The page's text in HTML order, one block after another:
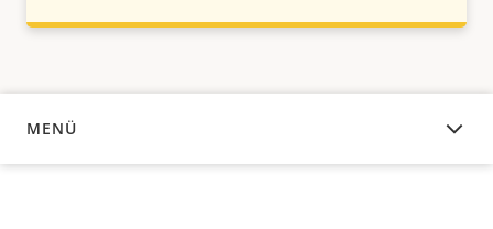
MENÜ
ÜBERSICHT